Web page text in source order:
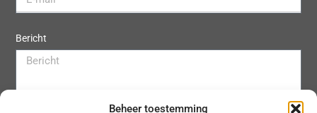
Beheer toestemming
Bericht